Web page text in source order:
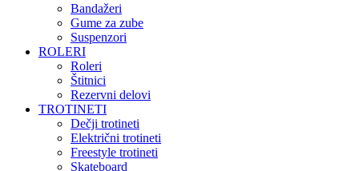
Bandažeri
Gume za zube
Suspenzori
ROLERI
Roleri
Štitnici
Rezervni delovi
TROTINETI
Dečji trotineti
Električni trotineti
Freestyle trotineti
Skateboard